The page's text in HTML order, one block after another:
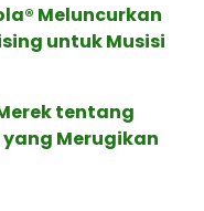
Meluncurkan
untuk Musisi
tentang
yang Merugikan